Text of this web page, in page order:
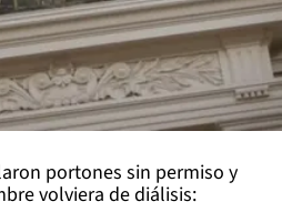
portones sin permiso y
volviera de diálisis: